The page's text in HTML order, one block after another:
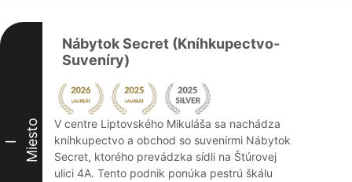
I Miesto
Nábytok Secret (Kníhkupectvo-
Suveníry)
V centre Liptovského Mikuláša sa nachádza
kníhkupectvo a obchod so suvenírmi Nábytok
Secret, ktorého prevádzka sídli na Štúrovej
ulici 4A. Tento podnik ponúka pestrú škálu